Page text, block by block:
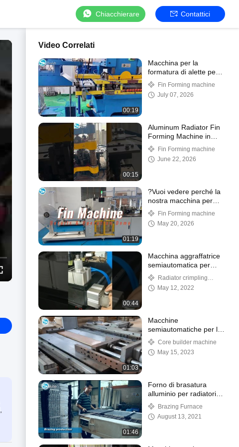
Chiacchierare Contattici
Video Correlati
00:19
Macchina per la
formatura di alette per
radiatori ad alta velocità
| Produzione di alette
per radiatori in alluminio
Fin Forming machine
July 07, 2026
00:15
Aluminum Radiator Fin
Forming Machine in
Operation 🔧 |
SUNHOPE Production
Line
Fin Forming machine
June 22, 2026
01:19
?Vuoi vedere perché la
nostra macchina per
alette offre elevata
efficienza e affidabilità?
Guarda questo video?
Fin Forming machine
May 20, 2026
00:44
Macchina aggraffatrice
semiautomatica per
radiatori, macchina per
la produzione di
radiatori
Radiator crimpling
machine
May 12, 2022
01:03
Macchine
semiautomatiche per la
costruzione di nuclei
Core builder machine
May 15, 2023
01:46
Forno di brasatura
alluminio per radiatori,
max 700 gradi, velocità
del nastro trasportatore
a rete 600 mm/min
Brazing Furnace
August 13, 2021